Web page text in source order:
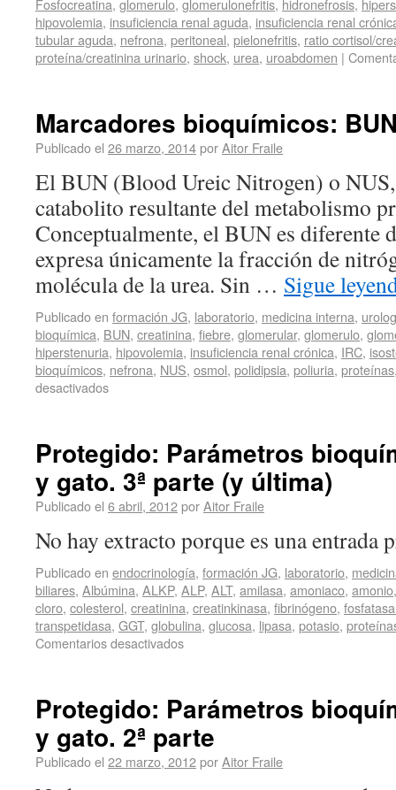
Fosfocreatina, glomerulo, glomerulonefritis, hidronefrosis,
hipovolemia, insuficiencia renal aguda, insuficiencia renal
tubular aguda, nefrona, peritoneal, pielonefritis, ratio cortisol/
proteína/creatinina urinario, shock, urea, uroabdomen |
Marcadores bioquímicos:
Publicado el 26 marzo, 2014porAitor Fraile
El BUN (Blood Ureic Nitrogen) o NUS,
catabolito resultante del metabolismo
Conceptualmente, el BUN es diferente
expresa únicamente la fracción de
molécula de la urea. Sin … Sigue
Publicado en formación JG, laboratorio, medicina interna,
bioquímica, BUN, creatinina, fiebre, glomerular, glomerulo,
hiperstenuria, hipovolemia, insuficiencia renal crónica, IRC,
bioquímicos, nefrona, NUS, osmol, polidipsia, poliuria, proteínas
desactivados
Protegido: Parámetros
y gato. 3ª parte (y última)
Publicado el 6 abril, 2012porAitor Fraile
No hay extracto porque es una entrada
Publicado en endocrinología, formación JG, laboratorio,
biliares, Albúmina, ALKP, ALP, ALT, amilasa, amoniaco, amonio
cloro, colesterol, creatinina, creatinkinasa, fibrinógeno,
transpetidasa, GGT, globulina, glucosa, lipasa, potasio,
Comentarios desactivados
Protegido: Parámetros
y gato. 2ª parte
Publicado el 22 marzo, 2012porAitor Fraile